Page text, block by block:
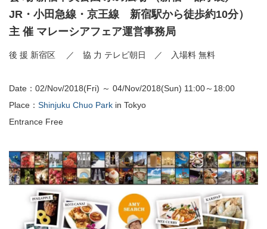
JR・小田急線・京王線 新宿駅から徒歩約10分）
主 催 マレーシアフェア運営事務局
後 援 新宿区 ／ 協 力 テレビ朝日 ／ 入場料 無料
Date：02/Nov/2018(Fri) ～ 04/Nov/2018(Sun) 11:00～18:00
Place： Shinjuku Chuo Park in Tokyo
Entrance Free